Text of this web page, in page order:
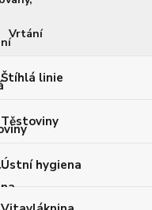
Vrtání
Štíhlá linie
Těstoviny
Ústní hygiena